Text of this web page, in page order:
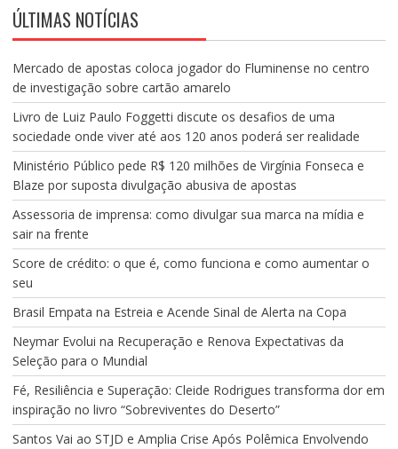
ÚLTIMAS NOTÍCIAS
Mercado de apostas coloca jogador do Fluminense no centro
de investigação sobre cartão amarelo
Livro de Luiz Paulo Foggetti discute os desafios de uma
sociedade onde viver até aos 120 anos poderá ser realidade
Ministério Público pede R$ 120 milhões de Virgínia Fonseca e
Blaze por suposta divulgação abusiva de apostas
Assessoria de imprensa: como divulgar sua marca na mídia e
sair na frente
Score de crédito: o que é, como funciona e como aumentar o
seu
Brasil Empata na Estreia e Acende Sinal de Alerta na Copa
Neymar Evolui na Recuperação e Renova Expectativas da
Seleção para o Mundial
Fé, Resiliência e Superação: Cleide Rodrigues transforma dor em
inspiração no livro “Sobreviventes do Deserto”
Santos Vai ao STJD e Amplia Crise Após Polêmica Envolvendo